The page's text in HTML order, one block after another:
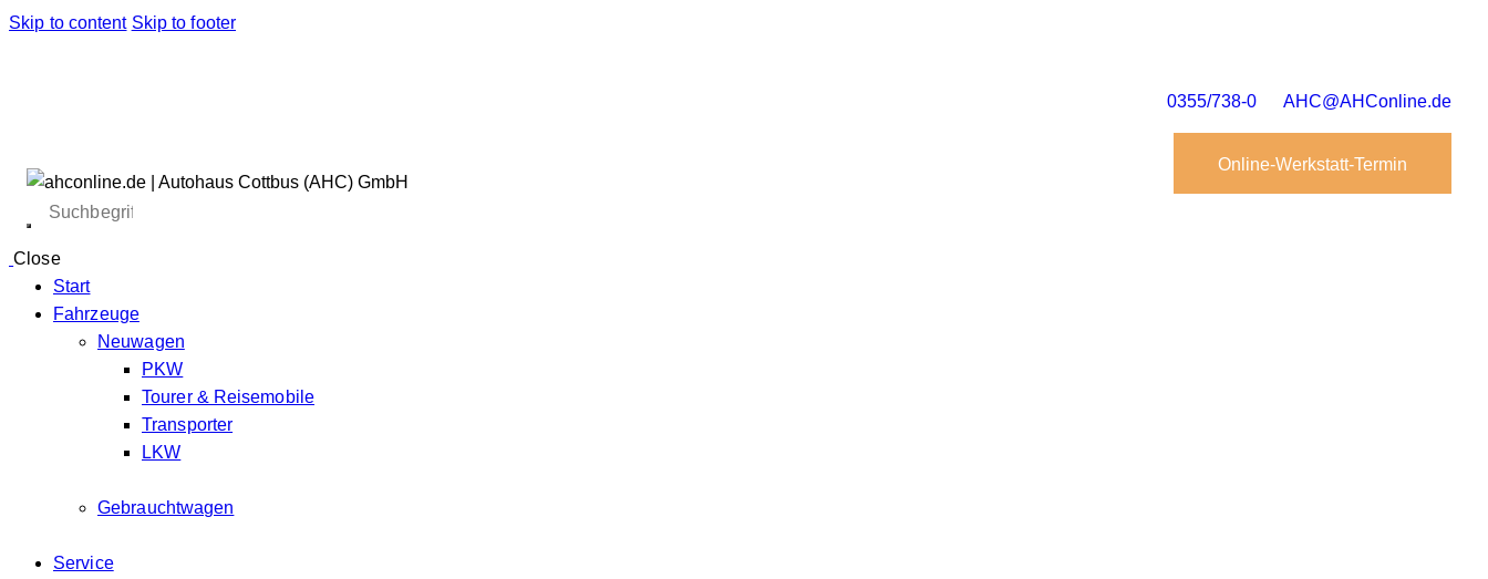
Skip to content Skip to footer
0355/738-0 AHC@AHConline.de
Online-Werkstatt-Termin
Close
Start
Fahrzeuge
Neuwagen
PKW
Tourer & Reisemobile
Transporter
LKW
Gebrauchtwagen
Service